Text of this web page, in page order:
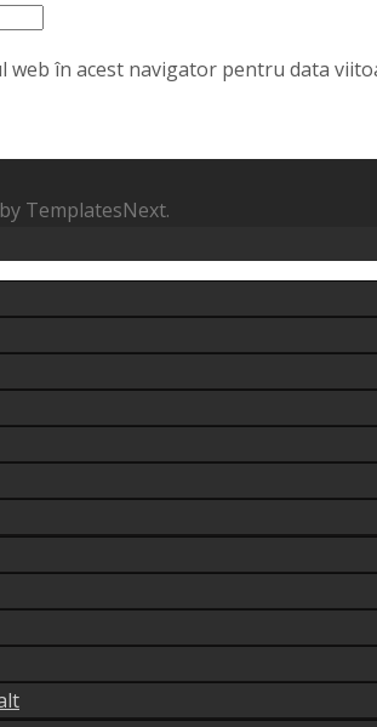
web în acest navigator pentru data
by TemplatesNext.